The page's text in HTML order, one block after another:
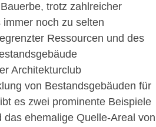
trotz zahlreicher
noch zu selten
Ressourcen und des
Architekturclub
von Bestandsgebäuden für
es zwei prominente Beispiele
das ehemalige Quelle-Areal von